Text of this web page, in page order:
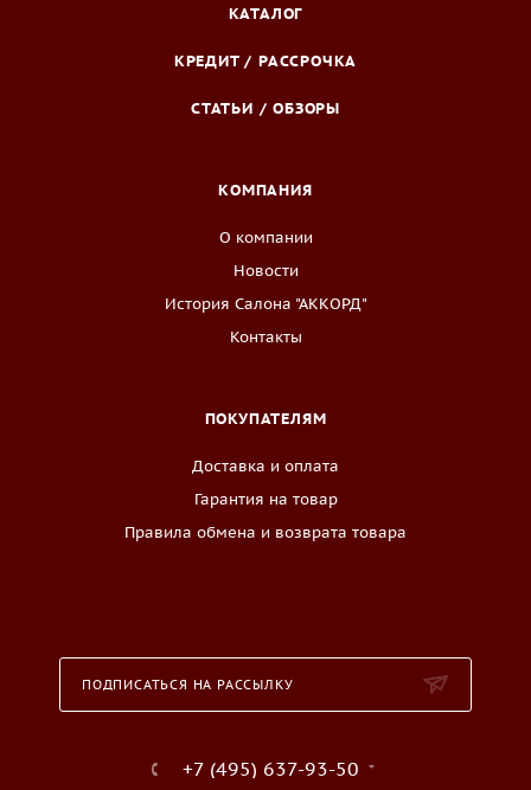
КАТАЛОГ
КРЕДИТ / РАССРОЧКА
СТАТЬИ / ОБЗОРЫ
КОМПАНИЯ
О компании
Новости
История Салона "АККОРД"
Контакты
ПОКУПАТЕЛЯМ
Доставка и оплата
Гарантия на товар
Правила обмена и возврата товара
ПОДПИСАТЬСЯ НА РАССЫЛКУ
+7 (495) 637-93-50